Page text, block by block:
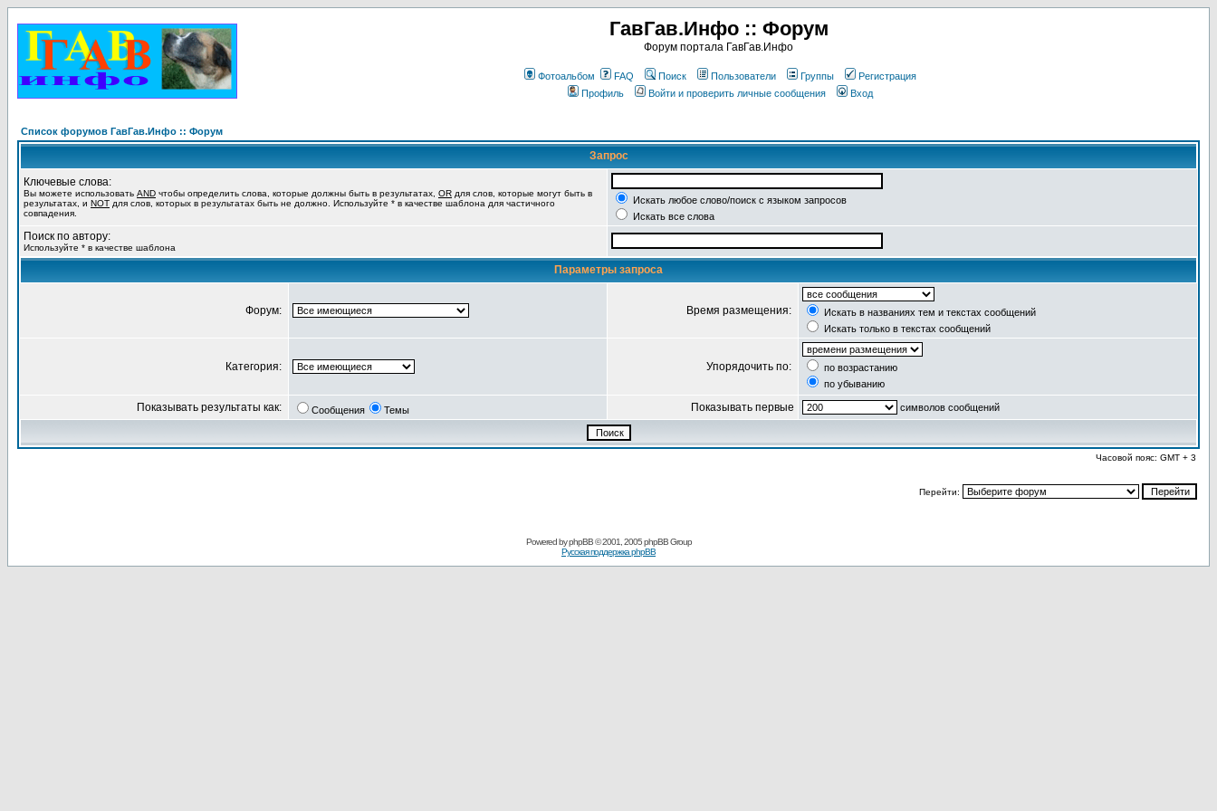
ГавГав.Инфо :: Форум
Форум портала ГавГав.Инфо
Фотоальбом FAQ Поиск Пользователи Группы
Регистрация
Профиль
Войти и проверить личные сообщения Вход
Список форумов ГавГав.Инфо :: Форум
Запрос
Ключевые слова:
Вы можете использовать AND чтобы определить слова, которые должны быть в результатах, OR для слов, которые могут быть в
результатах, и NOT для слов, которых в результатах быть не должно. Используйте * в качестве шаблона для частичного
совпадения.
Искать любое слово/поиск с языком запросов
Искать все слова
Поиск по автору:
Используйте * в качестве шаблона
Параметры запроса
Форум: Время размещения:
Искать в названиях тем и текстах сообщений
Искать только в текстах сообщений
Категория: Упорядочить по:
по возрастанию
по убыванию
Показывать результаты как: Сообщения Темы Показывать первые символов сообщений
Часовой пояс: GMT + 3
Перейти:
Powered byphpBB© 2001, 2005 phpBB Group
Русская поддержка phpBB